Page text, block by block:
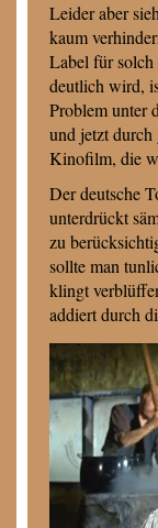
Leider aber
kaum
Label für solch
deutlich wird,
Problem unter
und jetzt
Kinofilm, die
Der deutsche
unterdrückt
zu
sollte man
klingt
addiert durch